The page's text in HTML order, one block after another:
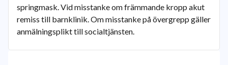
springmask. Vid misstanke om främmande kropp akut
remiss till barnklinik. Om misstanke på övergrepp gäller
anmälningsplikt till socialtjänsten.